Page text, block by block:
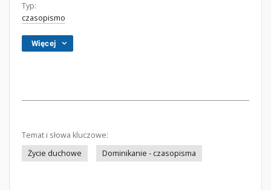
Typ:
czasopismo
Więcej
Temat i słowa kluczowe:
Życie duchowe
Dominikanie - czasopisma